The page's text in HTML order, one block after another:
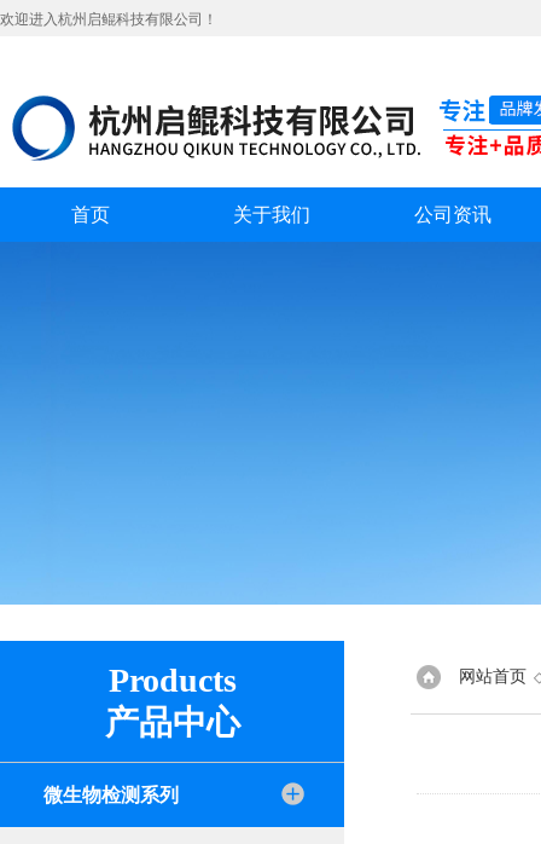
欢迎进入杭州启鲲科技有限公司！
首页 关于我们 公司资讯
Products
产品中心
微生物检测系列
网站首页